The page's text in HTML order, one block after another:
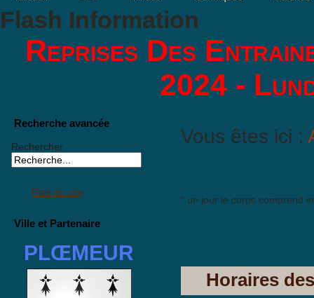
Flash Information
Reprises Des
2024 -
Recherche avancée
Rechercher
Plan du site
Ville et Partenaire
PLŒMEUR
Vous êtes ici :
" un jour le corps comprend
Horaires